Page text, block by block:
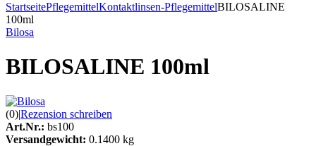
StartseitePflegemittelKontaktlinsen-PflegemittelBILOSALINE
100ml
Bilosa
BILOSALINE 100ml
(0)|Rezension schreiben
Art.Nr.: bs100
Versandgewicht: 0.1400 kg